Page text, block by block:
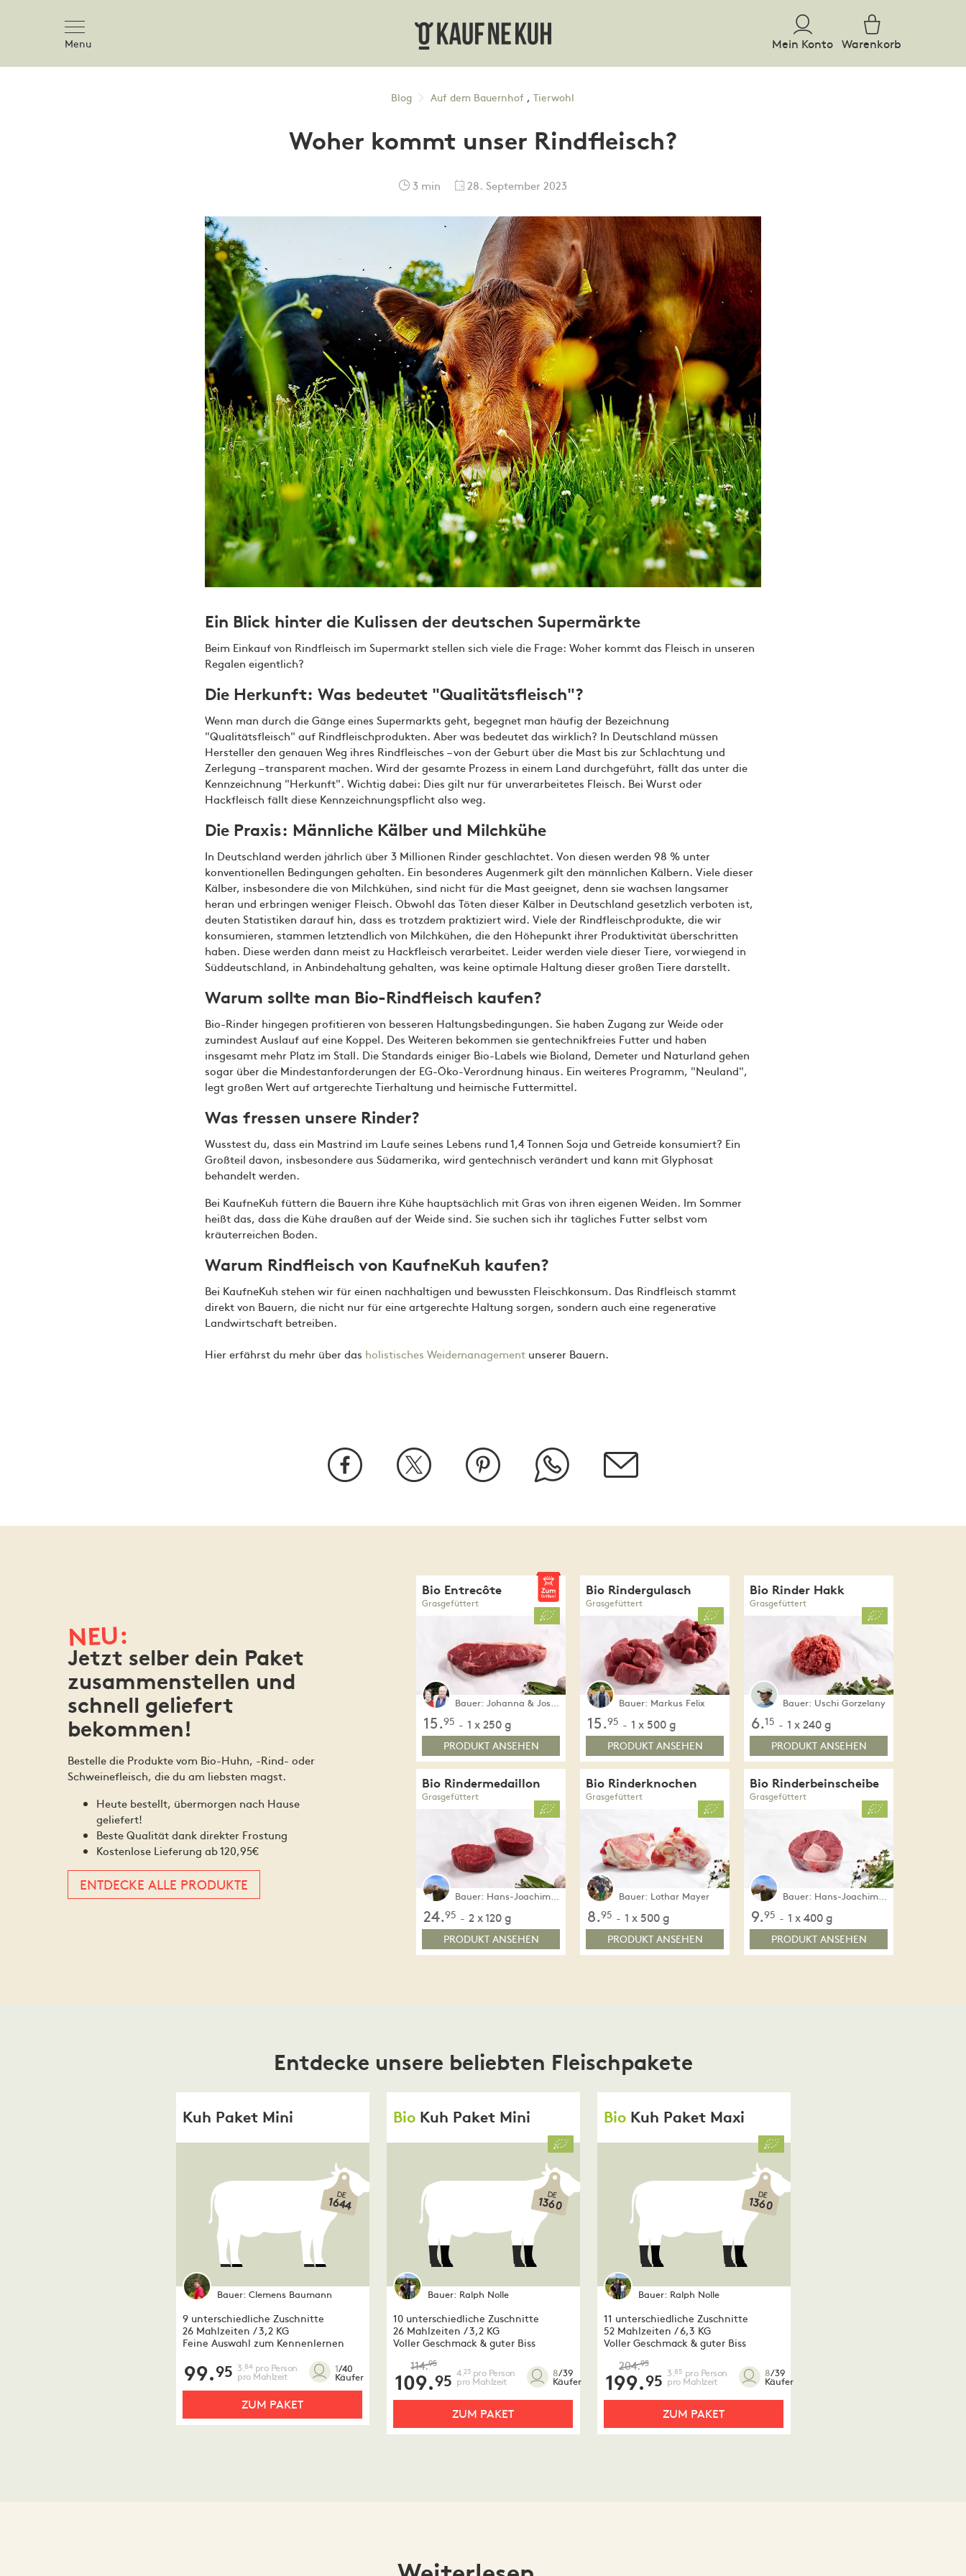
Menu Mein Konto Warenkorb
Blog Auf dem Bauernhof , Tierwohl
Woher kommt unser Rindfleisch?
3 min 28. September 2023
Ein Blick hinter die Kulissen der deutschen Supermärkte
Beim Einkauf von Rindfleisch im Supermarkt stellen sich viele die Frage: Woher kommt das Fleisch in unseren
Regalen eigentlich?
Die Herkunft: Was bedeutet "Qualitätsfleisch"?
Wenn man durch die Gänge eines Supermarkts geht, begegnet man häufig der Bezeichnung
"Qualitätsfleisch" auf Rindfleischprodukten. Aber was bedeutet das wirklich? In Deutschland müssen
Hersteller den genauen Weg ihres Rindfleisches – von der Geburt über die Mast bis zur Schlachtung und
Zerlegung – transparent machen. Wird der gesamte Prozess in einem Land durchgeführt, fällt das unter die
Kennzeichnung "Herkunft". Wichtig dabei: Dies gilt nur für unverarbeitetes Fleisch. Bei Wurst oder
Hackfleisch fällt diese Kennzeichnungspflicht also weg.
Die Praxis: Männliche Kälber und Milchkühe
In Deutschland werden jährlich über 3 Millionen Rinder geschlachtet. Von diesen werden 98 % unter
konventionellen Bedingungen gehalten. Ein besonderes Augenmerk gilt den männlichen Kälbern. Viele dieser
Kälber, insbesondere die von Milchkühen, sind nicht für die Mast geeignet, denn sie wachsen langsamer
heran und erbringen weniger Fleisch. Obwohl das Töten dieser Kälber in Deutschland gesetzlich verboten ist,
deuten Statistiken darauf hin, dass es trotzdem praktiziert wird. Viele der Rindfleischprodukte, die wir
konsumieren, stammen letztendlich von Milchkühen, die den Höhepunkt ihrer Produktivität überschritten
haben. Diese werden dann meist zu Hackfleisch verarbeitet. Leider werden viele dieser Tiere, vorwiegend in
Süddeutschland, in Anbindehaltung gehalten, was keine optimale Haltung dieser großen Tiere darstellt.
Warum sollte man Bio-Rindfleisch kaufen?
Bio-Rinder hingegen profitieren von besseren Haltungsbedingungen. Sie haben Zugang zur Weide oder
zumindest Auslauf auf eine Koppel. Des Weiteren bekommen sie gentechnikfreies Futter und haben
insgesamt mehr Platz im Stall. Die Standards einiger Bio-Labels wie Bioland, Demeter und Naturland gehen
sogar über die Mindestanforderungen der EG-Öko-Verordnung hinaus. Ein weiteres Programm, "Neuland",
legt großen Wert auf artgerechte Tierhaltung und heimische Futtermittel.
Was fressen unsere Rinder?
Wusstest du, dass ein Mastrind im Laufe seines Lebens rund 1,4 Tonnen Soja und Getreide konsumiert? Ein
Großteil davon, insbesondere aus Südamerika, wird gentechnisch verändert und kann mit Glyphosat
behandelt werden.
Bei KaufneKuh füttern die Bauern ihre Kühe hauptsächlich mit Gras von ihren eigenen Weiden. Im Sommer
heißt das, dass die Kühe draußen auf der Weide sind. Sie suchen sich ihr tägliches Futter selbst vom
kräuterreichen Boden.
Warum Rindfleisch von KaufneKuh kaufen?
Bei KaufneKuh stehen wir für einen nachhaltigen und bewussten Fleischkonsum. Das Rindfleisch stammt
direkt von Bauern, die nicht nur für eine artgerechte Haltung sorgen, sondern auch eine regenerative
Landwirtschaft betreiben.
Hier erfährst du mehr über das holistisches Weidemanagement unserer Bauern.
NEU:
Jetzt selber dein Paket
zusammenstellen und
schnell geliefert
bekommen!
Bestelle die Produkte vom Bio-Huhn, -Rind- oder
Schweinefleisch, die du am liebsten magst.
Heute bestellt, übermorgen nach Hause
geliefert!
Beste Qualität dank direkter Frostung
Kostenlose Lieferung ab 120,95€
ENTDECKE ALLE PRODUKTE
Bio Entrecôte
Grasgefüttert
15.95 - 1 x 250 g
PRODUKT ANSEHEN
Bio Rindergulasch
Grasgefüttert
Bauer: Markus Felix
15.95 - 1 x 500 g
PRODUKT ANSEHEN
Bio Rinder Hakk
Grasgefüttert
Bauer: Uschi Gorzelany
6.15 - 1 x 240 g
PRODUKT ANSEHEN
Bio Rindermedaillon
Grasgefüttert
24.95 - 2 x 120 g
PRODUKT ANSEHEN
Bio Rinderknochen
Grasgefüttert
Bauer: Lothar Mayer
8.95 - 1 x 500 g
PRODUKT ANSEHEN
Bio Rinderbeinscheibe
Grasgefüttert
9.95 - 1 x 400 g
PRODUKT ANSEHEN
Entdecke unsere beliebten Fleischpakete
Kuh Paket Mini
DE
1644
Bauer:Clemens Baumann
9 unterschiedliche Zuschnitte
26 Mahlzeiten / 3,2 KG
Feine Auswahl zum Kennenlernen
99.95 3.84pro Person
pro Mahlzeit
1/40
Käufer
ZUM PAKET
Bio Kuh Paket Mini
DE
1360
Bauer: Ralph Nolle
10 unterschiedliche Zuschnitte
26 Mahlzeiten / 3,2 KG
Voller Geschmack & guter Biss
114.95
109.95 4.23pro Person
pro Mahlzeit
8/39
Käufer
ZUM PAKET
Bio Kuh Paket Maxi
DE
1360
Bauer: Ralph Nolle
11 unterschiedliche Zuschnitte
52 Mahlzeiten / 6,3 KG
Voller Geschmack & guter Biss
204.95
199.95 3.85 pro Person
pro Mahlzeit
8/39
Käufer
ZUM PAKET